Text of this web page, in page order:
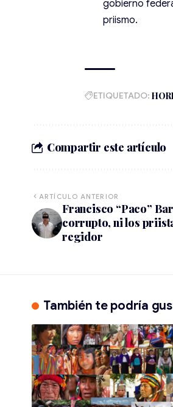
gobierno
priismo.
ETIQUETADO:
Compartir este artículo
ARTÍCULO ANTERIOR
Francisco “Paco”
corrupto, ni los
regidor
También te podría